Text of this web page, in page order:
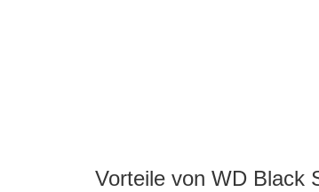
Vorteile von WD Black